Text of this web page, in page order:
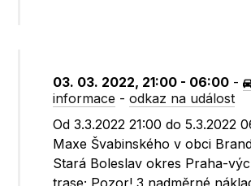
03. 03. 2022, 21:00 - 06:00 -
informace -odkaz na událost
Od 3.3.2022 21:00 do 5.3.2022
Maxe Švabinského v obci
Stará Boleslav okres Praha-
trase; Pozor! 3 nadměrné